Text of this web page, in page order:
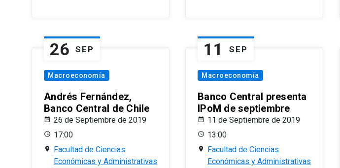
26 SEP
Macroeconomía
Andrés Fernández,
Banco Central de Chile
26 de Septiembre de 2019
17:00
Facultad de Ciencias
Económicas y Administrativas
11 SEP
Macroeconomía
Banco Central presenta
IPoM de septiembre
11 de Septiembre de 2019
13:00
Facultad de Ciencias
Económicas y Administrativas